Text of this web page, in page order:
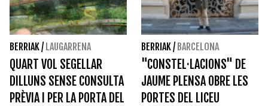
BERRIAK/ LAUGARRENA
QUART VOL SEGELLAR
DILLUNS SENSE CONSULTA
PRÈVIA I PER LA PORTA DEL
BERRIAK/ BARCELONA
"CONSTEL·LACIONS" DE
JAUME PLENSA OBRE LES
PORTES DEL LICEU